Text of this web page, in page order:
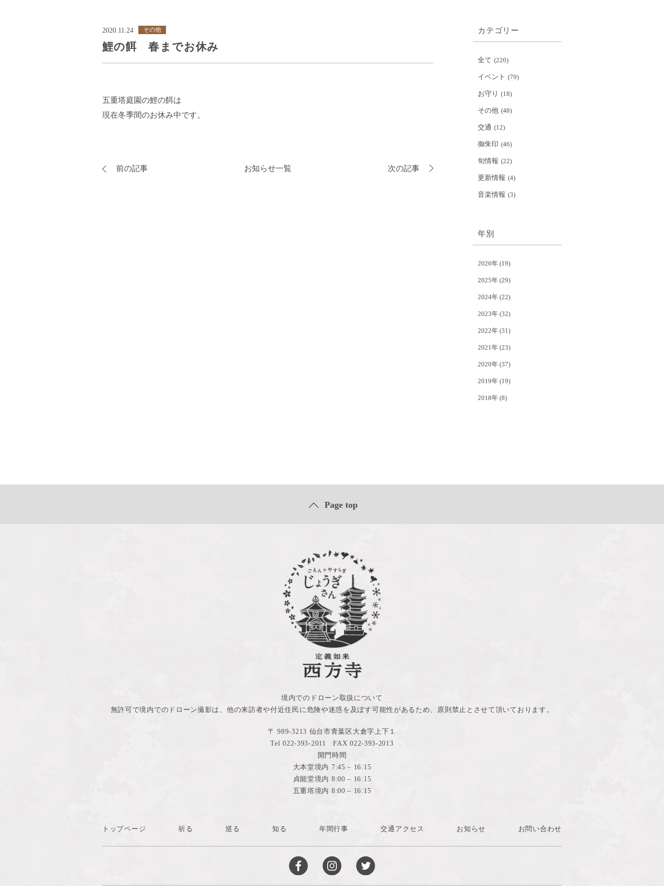
2020.11.24 その他
鯉の餌 春までお休み
五重塔庭園の鯉の餌は
現在冬季間のお休み中です。
前の記事 お知らせ一覧 次の記事
カテゴリー
全て (220)
イベント (79)
お守り (18)
その他 (48)
交通 (12)
御朱印 (46)
旬情報 (22)
更新情報 (4)
音楽情報 (3)
年別
2026年 (19)
2025年 (29)
2024年 (22)
2023年 (32)
2022年 (31)
2021年 (23)
2020年 (37)
2019年 (19)
2018年 (8)
Page top
境内でのドローン取扱について
無許可で境内でのドローン撮影は、他の来訪者や付近住民に危険や迷惑を及ぼす可能性があるため、原則禁止とさせて頂いております。
〒 989-3213 仙台市青葉区大倉字上下１
Tel 022-393-2011 FAX 022-393-2013
開門時間
大本堂境内 7:45 – 16:15
貞能堂境内 8:00 – 16:15
五重塔境内 8:00 – 16:15
トップページ 祈る 巡る 知る 年間行事 交通アクセス お知らせ お問い合わせ